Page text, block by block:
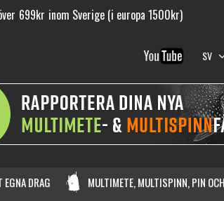
699kr inom Sverige (i europa 1500kr)
SV
DRAG MULTIMETE, MULTISPINN, PIN